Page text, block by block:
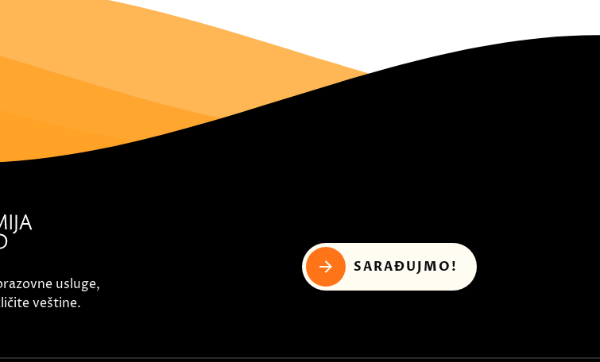
usluge,
veštine.
SARAĐUJMO!